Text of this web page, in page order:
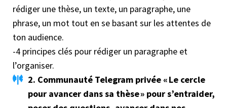
hobbies, maintenir un équilibre vie privée-doctorat,
définir un sa journée idéale, sa semaine idéale pour
à ajuster son tir, et suivre activement ses progrès.
Partie 9 — Méthode divine de la
Dans cette partie, nous allons voir comment
Dans cette partie, nous allons voir le modèle de la
flèche dopaminergique, adrénergique et
acétycholinergique pour devenir motivés, devenir
énormément concentrés et pouvoir le faire
n’importe où. Nous allons parler de conscience,
porter son attention, sommeil, stress, caféine,
sport, commettre des erreurs, valeurs, et bien
rédiger une thèse, un texte, un paragraphe, une
phrase, un mot tout en se basant sur les attentes de
ton audience.
-4 principes clés pour rédiger un paragraphe et
l’organiser.
2. Communauté Telegram privée « Le cercle
pour avancer dans sa thèse » pour s’entraider,